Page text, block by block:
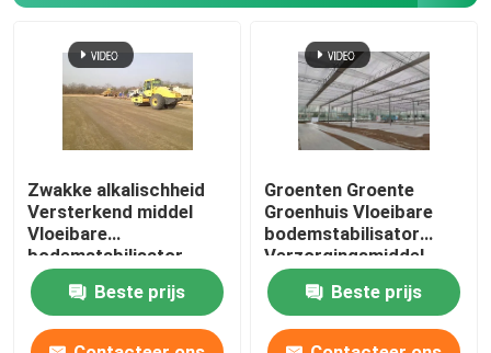
Zwakke alkalischheid
Versterkend middel
Vloeibare
bodemstabilisator
Biologisch enzym
Beste prijs
Groenten Groente
Groenhuis Vloeibare
bodemstabilisator
Verzorgingsmiddel
Bodemversterker
Beste prijs